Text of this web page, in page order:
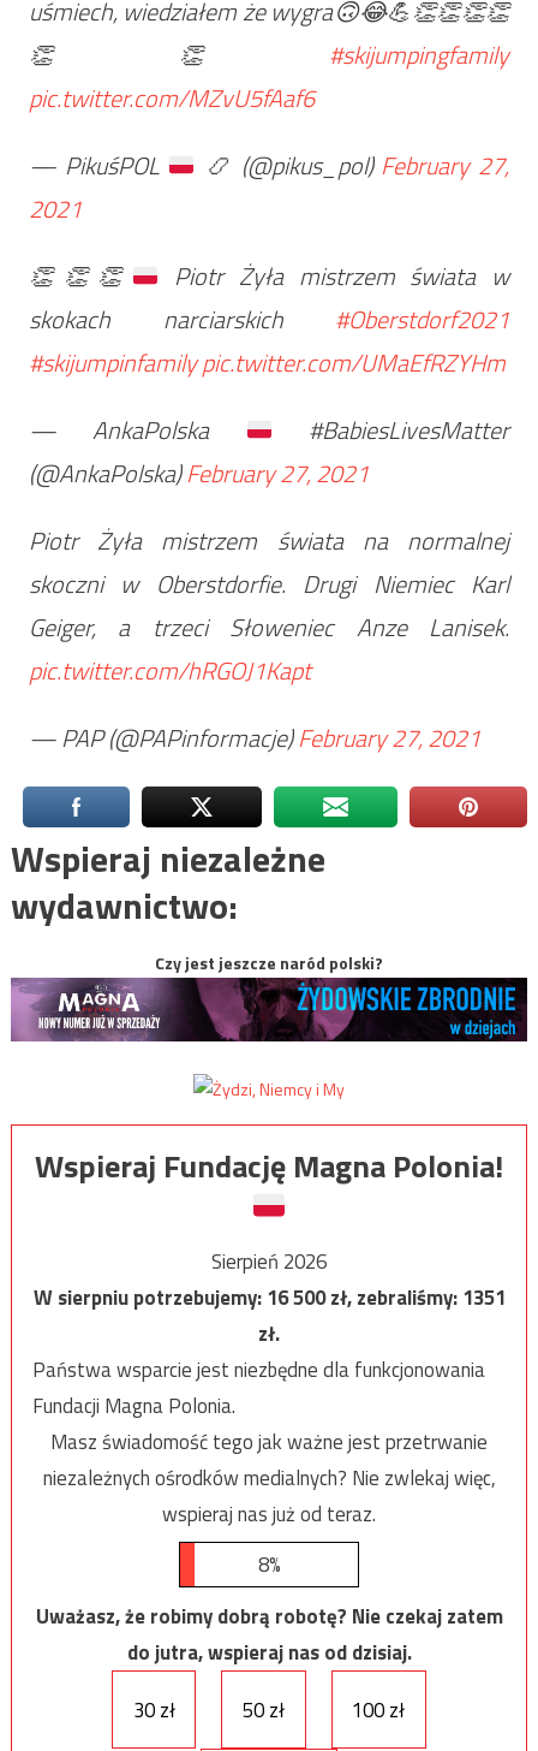
uśmiech, wiedziałem że wygra🙃😂💪👏👏👏👏
👏👏 #skijumpingfamily
pic.twitter.com/MZvU5fAaf6
— PikuśPOL
📿 (@pikus_pol)February 27,
2021
👏 👏 👏
Piotr Żyła mistrzem świata w
skokach narciarskich #Oberstdorf2021
#skijumpinfamilypic.twitter.com/UMaEfRZYHm
— AnkaPolska
#BabiesLivesMatter
(@AnkaPolska)February 27, 2021
Piotr Żyła mistrzem świata na normalnej
skoczni w Oberstdorfie. Drugi Niemiec Karl
Geiger, a trzeci Słoweniec Anze Lanisek.
pic.twitter.com/hRGOJ1Kapt
— PAP (@PAPinformacje)February 27, 2021
Wspieraj niezależne
wydawnictwo:
Czy jest jeszcze naród polski?
Wspieraj Fundację Magna Polonia!
Sierpień 2026
W sierpniu potrzebujemy:16 500zł, zebraliśmy:1351
zł.
Państwa wsparcie jest niezbędne dla funkcjonowania
Fundacji Magna Polonia.
Masz świadomość tego jak ważne jest przetrwanie
niezależnych ośrodków medialnych? Nie zwlekaj więc,
wspieraj nas już od teraz.
8%
Uważasz, że robimy dobrą robotę? Nie czekaj zatem
do jutra, wspieraj nas od dzisiaj.
30 zł
50 zł 100 zł